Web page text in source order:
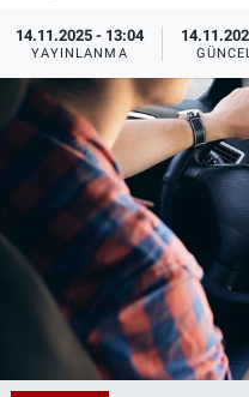
14.11.2025 - 13:04
YAYINLANMA
Erişim Bilgileri
Sağlık
Teknoloji
Ramazan